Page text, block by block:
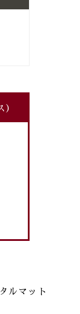
）
ルマット